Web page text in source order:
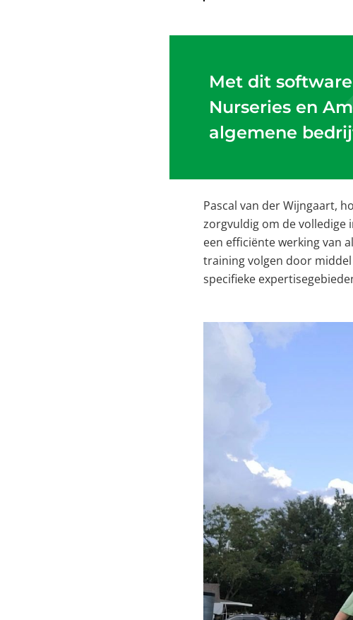
Met dit
Nurseries en
algemene
Pascal van der Wijngaart,
zorgvuldig om de volledige
een efficiënte werking van
training volgen door
specifieke